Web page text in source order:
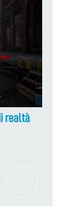
realtà